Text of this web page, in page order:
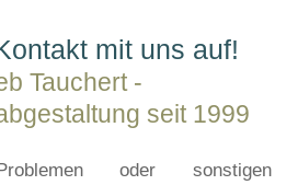
mit uns auf!
Tauchert -
seit 1999
oder sonstigen